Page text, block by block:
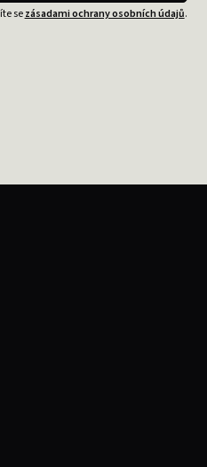
sezásadami ochrany osobních údajů.